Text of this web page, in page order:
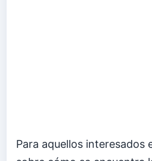
Para aquellos interesados